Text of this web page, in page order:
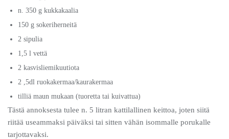
n. 350 g kukkakaalia
150 g sokeriherneitä
2 sipulia
1,5 l vettä
2 kasvisliemikuutiota
2 ,5dl ruokakermaa/kaurakermaa
tilliä maun mukaan (tuoretta tai kuivattua)
Tästä annoksesta tulee n. 5 litran kattilallinen keittoa, joten siitä
riitää useammaksi päiväksi tai sitten vähän isommalle porukalle
tarjottavaksi.